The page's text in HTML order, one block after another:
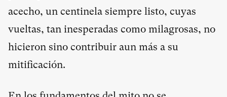
acecho, un centinela siempre listo, cuyas
vueltas, tan inesperadas como milagrosas, no
hicieron sino contribuir aun más a su
mitificación.